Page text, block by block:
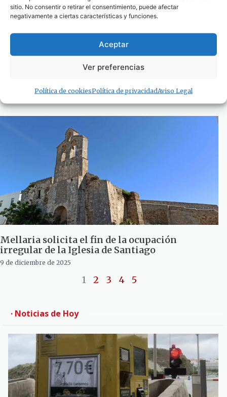
sitio. No consentir o retirar el consentimiento, puede afectar
negativamente a ciertas características y funciones.
Aceptar
Ver preferencias
Política de cookiesPolítica de privacidadAviso Legal
“Mitos del fin del mundo. La mitología del
Estrecho de Gibraltar”, una cuidada edición
11 de diciembre de 2025
Mellaria solicita el fin de la ocupación
irregular de la Iglesia de Santiago
9 de diciembre de 2025
1 2 3 4 5
· Noticias de Hoy